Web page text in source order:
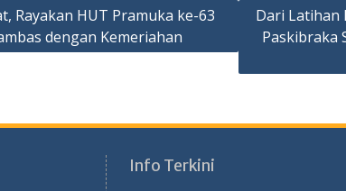
Rayakan HUT Pramuka ke-63
dengan Kemeriahan
Dari Latihan
Paskibraka
Info Terkini